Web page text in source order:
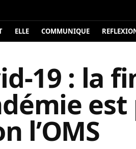
ELLE COMMUNIQUE
19 : la
est
l’OMS